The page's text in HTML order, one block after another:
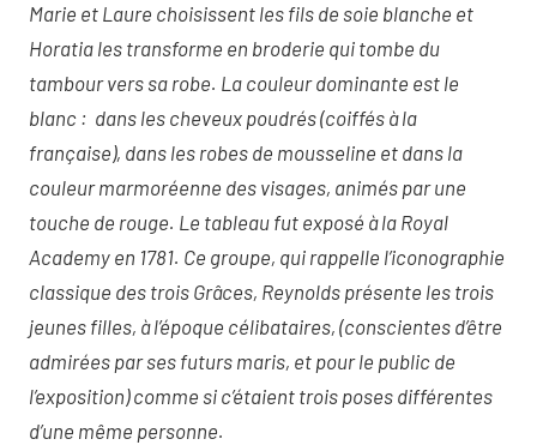
Marie et Laure choisissent les fils de soie blanche et
Horatia les transforme en broderie qui tombe du
tambour vers sa robe. La couleur dominante est le
blanc : dans les cheveux poudrés (coiffés à la
française), dans les robes de mousseline et dans la
couleur marmoréenne des visages, animés par une
touche de rouge. Le tableau fut exposé à la Royal
Academy en 1781. Ce groupe, qui rappelle l’iconographie
classique des trois Grâces, Reynolds présente les trois
jeunes filles, à l’époque célibataires, (conscientes d’être
admirées par ses futurs maris, et pour le public de
l’exposition) comme si c’étaient trois poses différentes
d’une même personne.